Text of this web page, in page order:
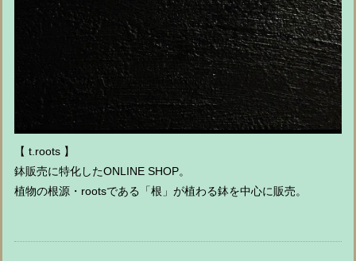
【 t.roots 】
鉢販売に特化したONLINE SHOP。
植物の根源・rootsである「根」が植わる鉢を中心に販売。